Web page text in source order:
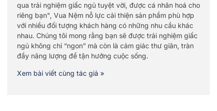
qua trải nghiệm giấc ngủ tuyệt vời, được cá nhân hoá cho
riêng bạn", Vua Nệm nỗ lực cải thiện sản phẩm phù hợp
với nhiều đối tượng khách hàng có những nhu cầu khác
nhau. Chúng tôi mong rằng bạn sẽ được trải nghiệm giấc
ngủ không chỉ “ngon” mà còn là cảm giác thư giãn, tràn
đầy năng lượng để tận hưởng cuộc sống.
Xem bài viết cùng tác giả »